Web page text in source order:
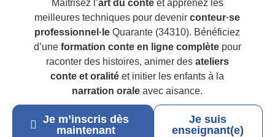
Maîtrisez l’art du conteet apprenez les
meilleures techniques pour devenirconteur·se
professionnel·le Quarante (34310). Bénéficiez
d’une formation conte en ligne complètepour
raconter des histoires, animer des ateliers
conte et oralité et initier les enfants à la
narration orale avec aisance.
Je m’inscris dès
maintenant
Je suis
enseignant(e)